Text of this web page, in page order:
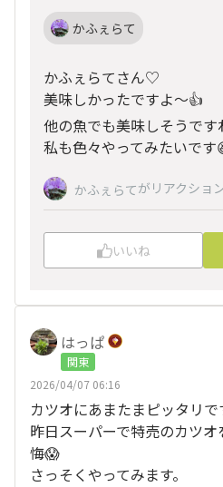
かふぇらて
かふぇらてさん♡
美味しかったですよ〜👍
他の魚でも美味しそうです
私も色々やってみたいです
かふぇらてがリアクショ
いいね
はっぱ
関東
2026/04/07 06:16
カツオにあまたまピッタリ
昨日スーパーで特売のカツ
悔😱
さっそくやってみます。